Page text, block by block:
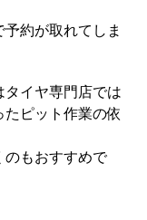
約が取れてしま
イヤ専門店では
ピット作業の依
のもおすすめで